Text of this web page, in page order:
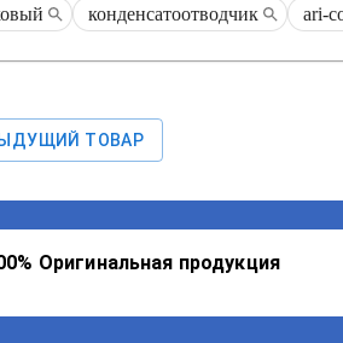
конденсатоотводчик ari-
ТОВАР
Оригинальная продукция